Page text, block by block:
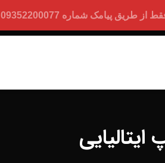
09352200077 امکان پذیر است.